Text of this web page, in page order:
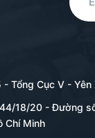
- Tổng Cục V - Yên
18/20 - Đường
Chí Minh